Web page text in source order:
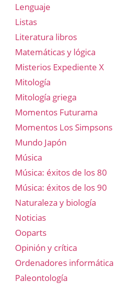
Lenguaje
Listas
Literatura libros
Matemáticas y lógica
Misterios Expediente X
Mitología
Mitología griega
Momentos Futurama
Momentos Los Simpsons
Mundo Japón
Música
Música: éxitos de los 80
Música: éxitos de los 90
Naturaleza y biología
Noticias
Ooparts
Opinión y crítica
Ordenadores informática
Paleontología